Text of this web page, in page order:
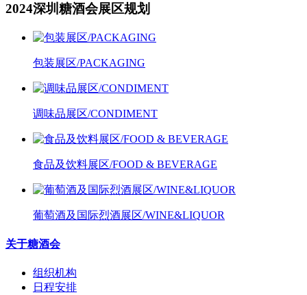
2024深圳糖酒会展区规划
包装展区/PACKAGING
调味品展区/CONDIMENT
食品及饮料展区/FOOD & BEVERAGE
葡萄酒及国际烈酒展区/WINE&LIQUOR
关于糖酒会
组织机构
日程安排